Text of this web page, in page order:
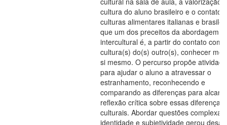
cultura do aluno brasileiro e o contato
culturas alimentares italianas e
que um dos preceitos da abordagem
intercultural é, a partir do contato com
cultura(s) do(s) outro(s), conhecer
si mesmo. O percurso propõe
para ajudar o aluno a atravessar o
estranhamento, reconhecendo e
comparando as diferenças para
reflexão crítica sobre essas diferenças
culturais. Abordar questões complexas
identidade e subjetividade gerou